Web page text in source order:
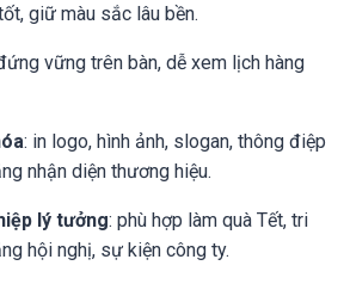
giữ màu sắc lâu bền.
vững trên bàn, dễ xem lịch hàng
: in logo, hình ảnh, slogan, thông điệp
nhận diện thương hiệu.
lý tưởng: phù hợp làm quà Tết, tri
hội nghị, sự kiện công ty.